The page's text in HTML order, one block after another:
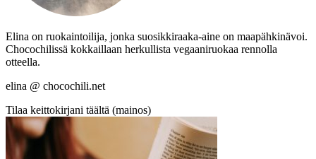
Elina on ruokaintoilija, jonka suosikkiraaka-aine on maapähkinävoi.
Chocochilissä kokkaillaan herkullista vegaaniruokaa rennolla
otteella.
elina @ chocochili.net
Tilaa keittokirjani täältä (mainos)